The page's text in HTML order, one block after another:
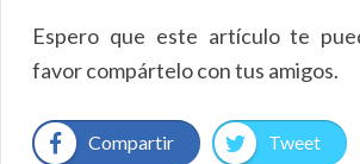
Espero que este artículo te
favor compártelo con tus amigos.
Compartir Tweet